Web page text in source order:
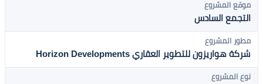
موقع المشروع
التجمع السادس
مطور المشروع
شركة هواريزون للتطوير العقاري Horizon Developments
نوع المشروع